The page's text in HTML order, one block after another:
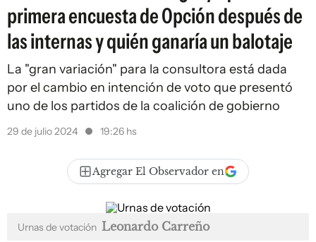
primera encuesta de Opción después de
las internas y quién ganaría un balotaje
La "gran variación" para la consultora está dada
por el cambio en intención de voto que presentó
uno de los partidos de la coalición de gobierno
29 de julio 2024 19:26 hs
Agregar El Observador en
Urnas de votación Leonardo Carreño